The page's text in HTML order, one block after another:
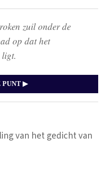
zuil onder de
op dat het
ligt.
PUNT ▶
van het gedicht van